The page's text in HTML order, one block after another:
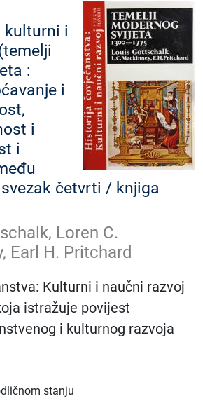
kulturni i
:
i
i
i
četvrti / knjiga
Loren C.
Earl H. Pritchard
Kulturni i naučni razvoj
istražuje povijest
i kulturnog razvoja
stanju